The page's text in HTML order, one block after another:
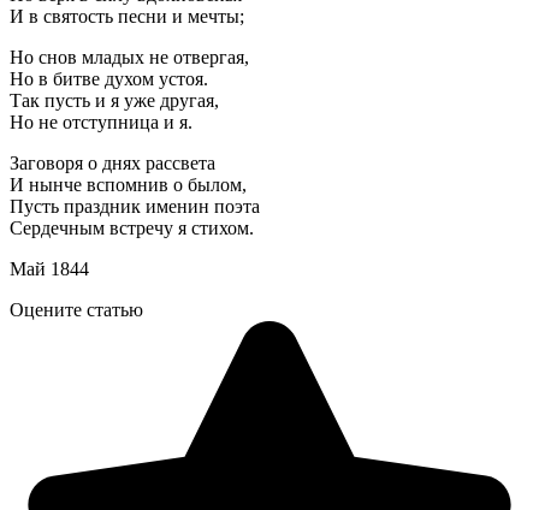
И в святость песни и мечты;
Но снов младых не отвергая,
Но в битве духом устоя.
Так пусть и я уже другая,
Но не отступница и я.
Заговоря о днях рассвета
И нынче вспомнив о былом,
Пусть праздник именин поэта
Сердечным встречу я стихом.
Май 1844
Оцените статью